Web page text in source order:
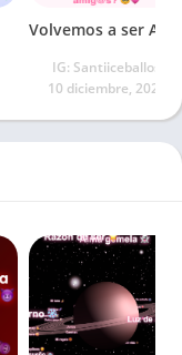
IG: Santiiceballos
10 diciembre, 2025